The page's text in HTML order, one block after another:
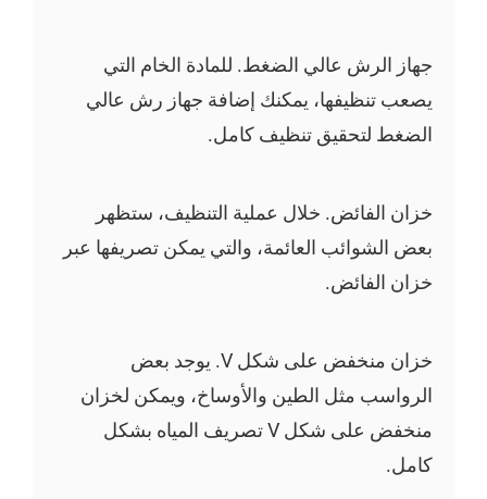
جهاز الرش عالي الضغط. للمادة الخام التي
يصعب تنظيفها، يمكنك إضافة جهاز رش عالي
الضغط لتحقيق تنظيف كامل.
خزان الفائض. خلال عملية التنظيف، ستظهر
بعض الشوائب العائمة، والتي يمكن تصريفها عبر
خزان الفائض.
خزان منخفض على شكل V. يوجد بعض
الرواسب مثل الطين والأوساخ، ويمكن لخزان
منخفض على شكل V تصريف المياه بشكل
كامل.